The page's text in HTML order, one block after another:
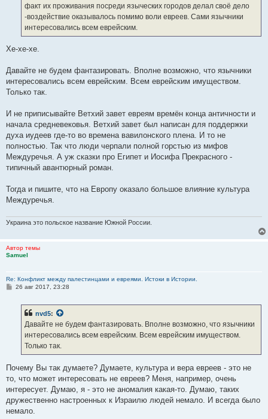
факт их проживания посреди языческих городов делал своё дело
-воздействие оказывалось помимо воли евреев. Сами язычники
интересовались всем еврейским.
Хе-хе-хе.
Давайте не будем фантазировать. Вполне возможно, что язычники
интересовались всем еврейским. Всем еврейским имуществом.
Только так.
И не приписывайте Ветхий завет евреям времён конца античности и
начала средневековья. Ветхий завет был написан для поддержки
духа иудеев где-то во времена вавилонского плена. И то не
полностью. Так что люди черпали полной горстью из мифов
Междуречья. А уж сказки про Египет и Иосифа Прекрасного -
типичный авантюрный роман.
Тогда и пишите, что на Европу оказало большое влияние культура
Междуречья.
Украина это польское название Южной России.
Автор темы
Samuel
Re: Конфликт между палестинцами и евреями. Истоки в Истории.
С26 авг 2017, 23:28
nvd5:
Давайте не будем фантазировать. Вполне возможно, что язычники
интересовались всем еврейским. Всем еврейским имуществом.
Только так.
Почему Вы так думаете? Думаете, культура и вера евреев - это не
то, что может интересовать не евреев? Меня, например, очень
интересует. Думаю, я - это не аномалия какая-то. Думаю, таких
дружественно настроенных к Израилю людей немало. И всегда было
немало.